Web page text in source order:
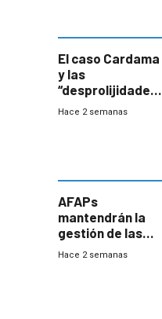
innovadora
El caso Cardama
y las
“desprolijidades”
que la
Hace 2 semanas
AFAPs
mantendrán la
gestión de las
cuentas
Hace 2 semanas